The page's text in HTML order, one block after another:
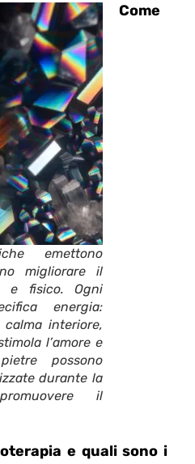
emettono
migliorare il
e fisico. Ogni
energia:
calma interiore,
l’amore e
possono
durante la
il
Come
e quali sono i